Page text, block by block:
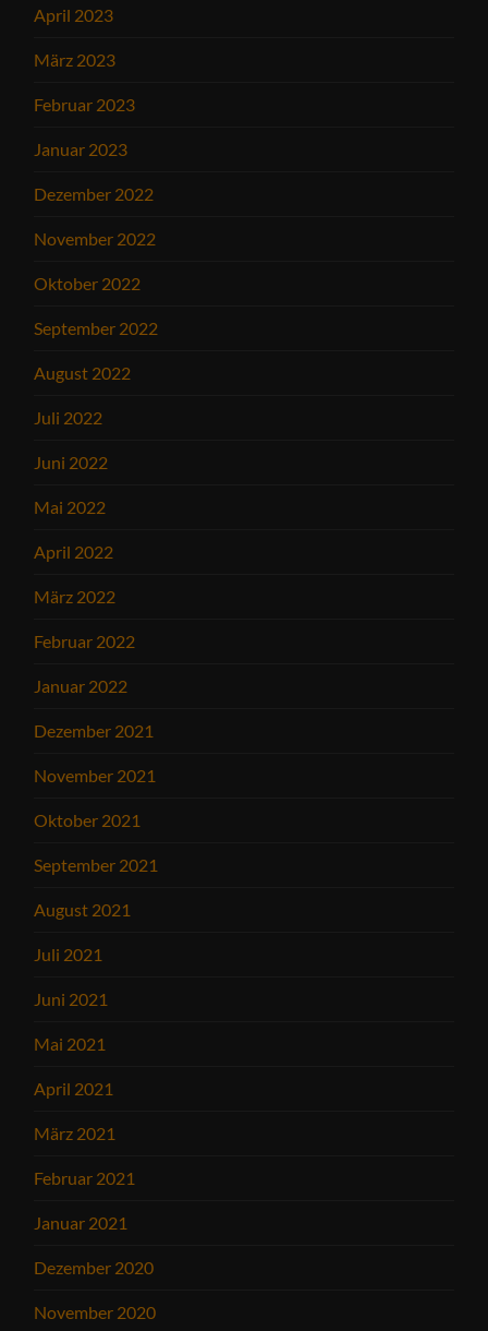
April 2023
März 2023
Februar 2023
Januar 2023
Dezember 2022
November 2022
Oktober 2022
September 2022
August 2022
Juli 2022
Juni 2022
Mai 2022
April 2022
März 2022
Februar 2022
Januar 2022
Dezember 2021
November 2021
Oktober 2021
September 2021
August 2021
Juli 2021
Juni 2021
Mai 2021
April 2021
März 2021
Februar 2021
Januar 2021
Dezember 2020
November 2020